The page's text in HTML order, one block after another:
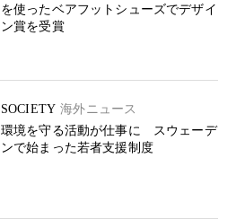
を使ったベアフットシューズでデザイ
ン賞を受賞
SOCIETY 海外ニュース
環境を守る活動が仕事に スウェーデ
ンで始まった若者支援制度